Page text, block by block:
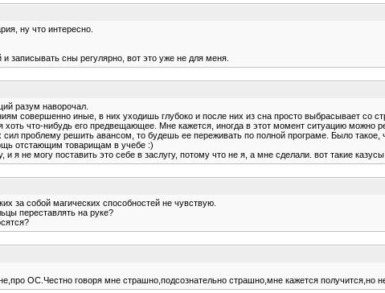
ну что интересно.
записывать сны регулярно, вот это уже не для меня.
разум наворочал.
совершенно иные, в них уходишь глубоко и после них из сна просто выбрасывает со
хоть что-нибудь его предвещающее. Мне кажется, иногда в этот момент ситуацию
проблему решить авансом, то будешь ее переживать по полной програме. Было такое,
отстающим товарищам в учебе :)
не могу поставить это себе в заслугу, потому что не я, а мне сделали. вот такие казусы.
за собой магических способностей не чувствую.
переставлять на руке?
ОС.Честно говоря мне страшно,подсознательно страшно,мне кажется получится,но